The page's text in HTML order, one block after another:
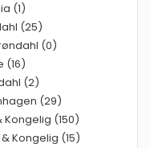
(1)
(25)
(0)
(16)
(2)
(29)
Kongelig (150)
Kongelig (15)